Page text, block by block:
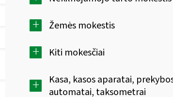
+ Žemės mokestis
+ Kiti mokesčiai
+
Kasa, kasos aparatai,
automatai, taksometrai